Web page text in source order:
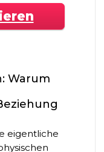
Warum
eigentliche